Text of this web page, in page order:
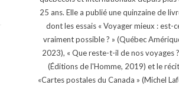
25 ans. Elle a publié une quinzaine de
dont les essais « Voyager mieux : est-
vraiment possible ? » (Québec
2023), « Que reste-t-il de nos voyages
(Éditions de l'Homme, 2019) et le récit
«Cartes postales du Canada » (Michel